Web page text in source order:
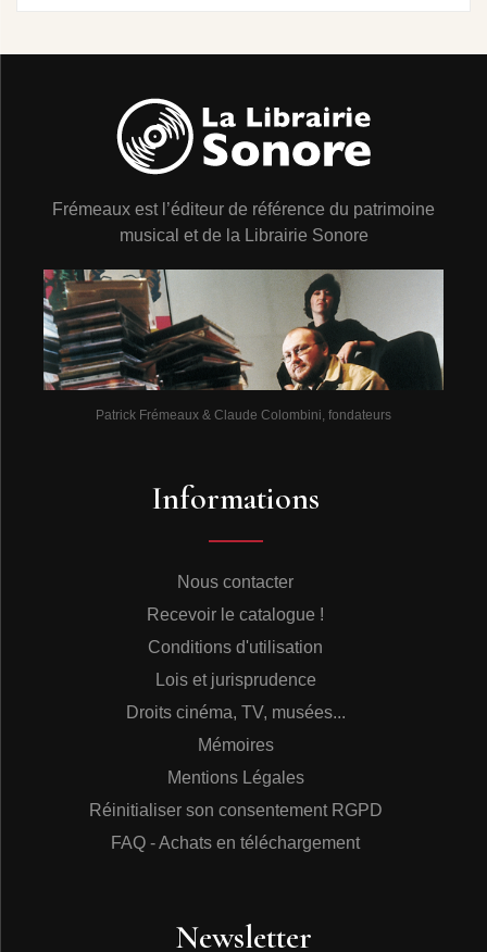
Frémeaux est l’éditeur de référence du patrimoine
musical et de la Librairie Sonore
Patrick Frémeaux & Claude Colombini, fondateurs
Informations
Nous contacter
Recevoir le catalogue !
Conditions d'utilisation
Lois et jurisprudence
Droits cinéma, TV, musées...
Mémoires
Mentions Légales
Réinitialiser son consentement RGPD
FAQ - Achats en téléchargement
Newsletter